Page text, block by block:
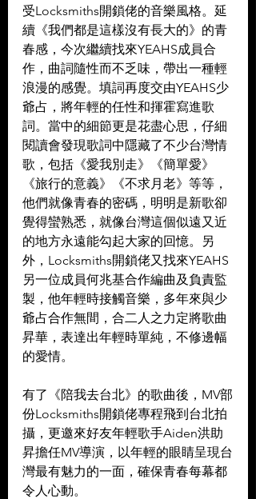
受Locksmiths開鎖佬的音樂風格。延
續《我們都是這樣沒有長大的》的青
春感，今次繼續找來YEAHS成員合
作，曲詞隨性而不乏味，帶出一種輕
浪漫的感覺。填詞再度交由YEAHS少
爺占，將年輕的任性和揮霍寫進歌
詞。當中的細節更是花盡心思，仔細
閱讀會發現歌詞中隱藏了不少台灣情
歌，包括《愛我別走》《簡單愛》
《旅行的意義》《不求月老》等等，
他們就像青春的密碼，明明是新歌卻
覺得蠻熟悉，就像台灣這個似遠又近
的地方永遠能勾起大家的回憶。另
外，Locksmiths開鎖佬又找來YEAHS
另一位成員何兆基合作編曲及負責監
製，他年輕時接觸音樂，多年來與少
爺占合作無間，合二人之力定將歌曲
昇華，表達出年輕時單純，不修邊幅
的愛情。
有了《陪我去台北》的歌曲後，MV部
份Locksmiths開鎖佬專程飛到台北拍
攝，更邀來好友年輕歌手Aiden洪助
昇擔任MV導演，以年輕的眼睛呈現台
灣最有魅力的一面，確保青春每幕都
令人心動。